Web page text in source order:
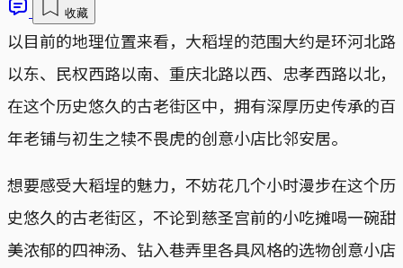
收藏
以目前的地理位置来看，大稻埕的范围大约是环河北路
以东、民权西路以南、重庆北路以西、忠孝西路以北，
在这个历史悠久的古老街区中，拥有深厚历史传承的百
年老铺与初生之犊不畏虎的创意小店比邻安居。
想要感受大稻埕的魅力，不妨花几个小时漫步在这个历
史悠久的古老街区，不论到慈圣宫前的小吃摊喝一碗甜
美浓郁的四神汤、钻入巷弄里各具风格的选物创意小店